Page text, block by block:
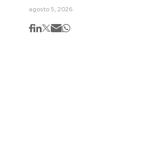
agosto 5, 2026